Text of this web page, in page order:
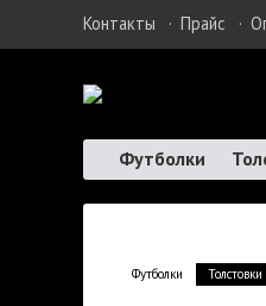
Контакты · Прайс ·
Футболки
Футболки Толстовки